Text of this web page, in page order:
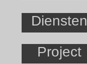
Diensten
Project